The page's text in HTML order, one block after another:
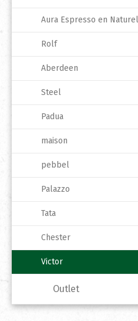
Aura Espresso en Naturel
Rolf
Aberdeen
Steel
Padua
maison
pebbel
Palazzo
Tata
Chester
Victor
Outlet